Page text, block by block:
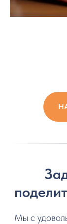
Мы с